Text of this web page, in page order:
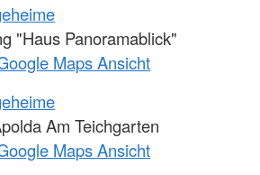
"Haus Panoramablick"
Maps Ansicht
Am Teichgarten
Maps Ansicht